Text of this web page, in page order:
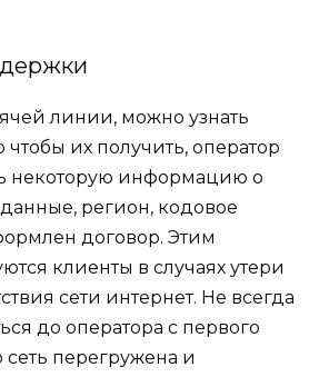
линии, можно узнать
их получить, оператор
некоторую информацию о
регион, кодовое
договор. Этим
клиенты в случаях утери
сети интернет. Не всегда
до оператора с первого
сеть перегружена и